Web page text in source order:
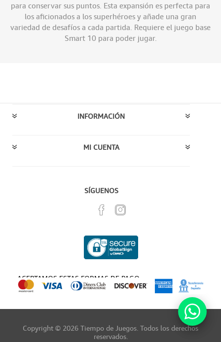
para conservar sus puntos. Esta expansión es perfecta para
los aficionados a los superhéroes y añade una gran
variedad de desafíos a cada partida. Requiere el juego base
Smart 10 para poder jugar.
INFORMACIÓN
MI CUENTA
SÍGUENOS
ACEPTAMOS ESTAS FORMAS DE PAGO
Copyright © 2026 Tiempo de Juegos. Todos los derechos
reservados.